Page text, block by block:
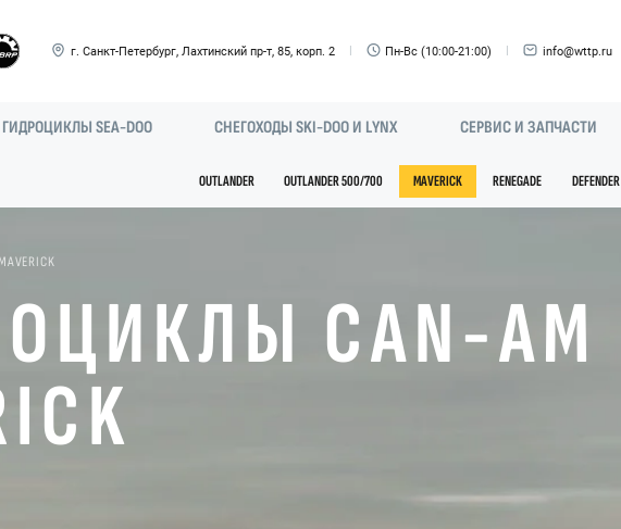
г. Санкт-Петербург, Лахтинский пр-т, 85, корп. 2 Пн-Вс (10:00-21:00) info@wttp.ru
ГИДРОЦИКЛЫ SEA-DOO СНЕГОХОДЫ SKI-DOO И LYNX СЕРВИС И ЗАПЧАСТИ
OUTLANDER OUTLANDER 500/700 MAVERICK RENEGADE DEFENDER
MAVERICK
CAN-AM